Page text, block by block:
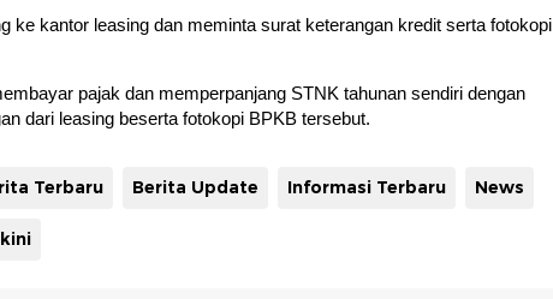
ke kantor leasing dan meminta surat keterangan kredit serta fotokopi
pajak dan memperpanjang STNK tahunan sendiri dengan
dari leasing beserta fotokopi BPKB tersebut.
Terbaru Berita Update Informasi Terbaru News